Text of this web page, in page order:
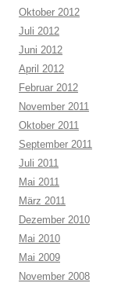
Oktober 2012
Juli 2012
Juni 2012
April 2012
Februar 2012
November 2011
Oktober 2011
September 2011
Juli 2011
Mai 2011
März 2011
Dezember 2010
Mai 2010
Mai 2009
November 2008